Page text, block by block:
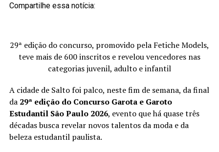
Compartilhe essa notícia:
29ª edição do concurso, promovido pela Fetiche Models,
teve mais de 600 inscritos e revelou vencedores nas
categorias juvenil, adulto e infantil
A cidade de Salto foi palco, neste fim de semana, da final
da 29ª edição do Concurso Garota e Garoto
Estudantil São Paulo 2026, evento que há quase três
décadas busca revelar novos talentos da moda e da
beleza estudantil paulista.